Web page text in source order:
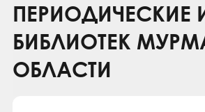
ПЕРИОДИЧЕСКИЕ
БИБЛИОТЕК
ОБЛАСТИ